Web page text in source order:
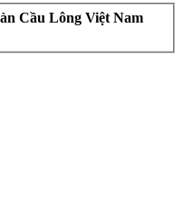
Cầu Lông Việt Nam